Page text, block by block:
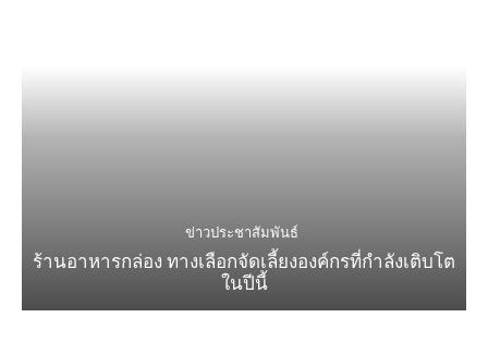
ข่าวประชาสัมพันธ์
ร้านอาหารกล่อง ทางเลือกจัดเลี้ยงองค์กรที่กำลังเติบโต
ในปีนี้